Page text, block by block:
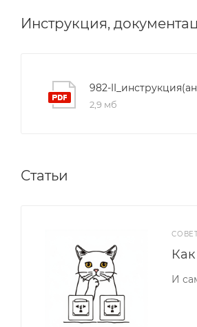
Инструкция,
982-
2,9 мб
Статьи
И